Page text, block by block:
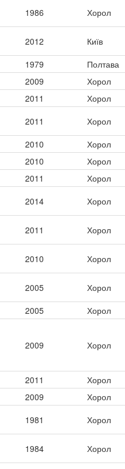
1986 Хорол
2012
Київ
1979
Полтава
2009
Хорол
2011
Хорол
2011
Хорол
2010
Хорол
2010
Хорол
2011
Хорол
2014 Хорол
2011 Хорол
2010 Хорол
2005
Хорол
2005 Хорол
2009 Хорол
2011
Хорол
2009
Хорол
1981 Хорол
1984 Хорол